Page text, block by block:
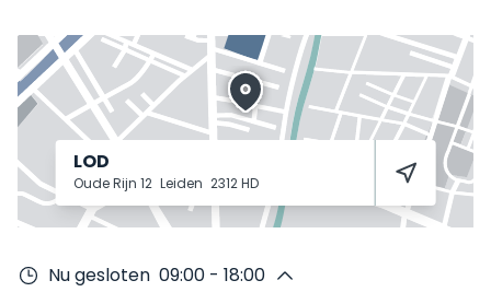
LOD
Oude Rijn 12 Leiden 2312 HD
Nu gesloten 09:00 - 18:00